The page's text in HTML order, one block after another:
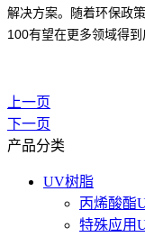
解决方案。随着环保政
100有望在更多领域得到
上一页
下一页
产品分类
UV树脂
丙烯酸酯
特殊应用